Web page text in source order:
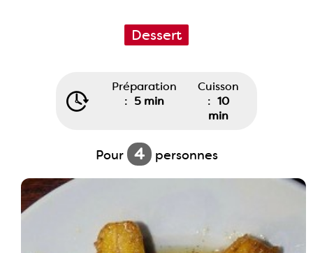
Dessert
Préparation
: 5 min
Cuisson
: 10
min
Pour 4 personnes